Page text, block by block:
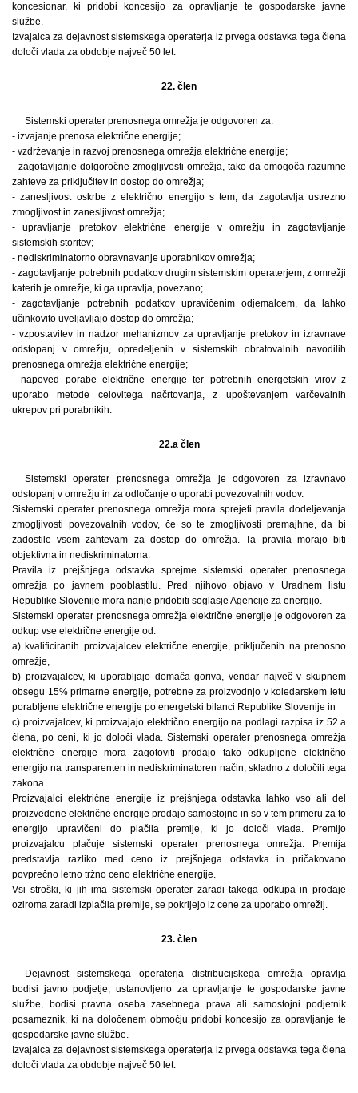
koncesionar, ki pridobi koncesijo za opravljanje te gospodarske javne
službe.
Izvajalca za dejavnost sistemskega operaterja iz prvega odstavka tega člena
določi vlada za obdobje največ 50 let.
22. člen
Sistemski operater prenosnega omrežja je odgovoren za:
- izvajanje prenosa električne energije;
- vzdrževanje in razvoj prenosnega omrežja električne energije;
- zagotavljanje dolgoročne zmogljivosti omrežja, tako da omogoča razumne
zahteve za priključitev in dostop do omrežja;
- zanesljivost oskrbe z električno energijo s tem, da zagotavlja ustrezno
zmogljivost in zanesljivost omrežja;
- upravljanje pretokov električne energije v omrežju in zagotavljanje
sistemskih storitev;
- nediskriminatorno obravnavanje uporabnikov omrežja;
- zagotavljanje potrebnih podatkov drugim sistemskim operaterjem, z omrežji
katerih je omrežje, ki ga upravlja, povezano;
- zagotavljanje potrebnih podatkov upravičenim odjemalcem, da lahko
učinkovito uveljavljajo dostop do omrežja;
- vzpostavitev in nadzor mehanizmov za upravljanje pretokov in izravnave
odstopanj v omrežju, opredeljenih v sistemskih obratovalnih navodilih
prenosnega omrežja električne energije;
- napoved porabe električne energije ter potrebnih energetskih virov z
uporabo metode celovitega načrtovanja, z upoštevanjem varčevalnih
ukrepov pri porabnikih.
22.a člen
Sistemski operater prenosnega omrežja je odgovoren za izravnavo
odstopanj v omrežju in za odločanje o uporabi povezovalnih vodov.
Sistemski operater prenosnega omrežja mora sprejeti pravila dodeljevanja
zmogljivosti povezovalnih vodov, če so te zmogljivosti premajhne, da bi
zadostile vsem zahtevam za dostop do omrežja. Ta pravila morajo biti
objektivna in nediskriminatorna.
Pravila iz prejšnjega odstavka sprejme sistemski operater prenosnega
omrežja po javnem pooblastilu. Pred njihovo objavo v Uradnem listu
Republike Slovenije mora nanje pridobiti soglasje Agencije za energijo.
Sistemski operater prenosnega omrežja električne energije je odgovoren za
odkup vse električne energije od:
a) kvalificiranih proizvajalcev električne energije, priključenih na prenosno
omrežje,
b) proizvajalcev, ki uporabljajo domača goriva, vendar največ v skupnem
obsegu 15% primarne energije, potrebne za proizvodnjo v koledarskem letu
porabljene električne energije po energetski bilanci Republike Slovenije in
c) proizvajalcev, ki proizvajajo električno energijo na podlagi razpisa iz 52.a
člena, po ceni, ki jo določi vlada. Sistemski operater prenosnega omrežja
električne energije mora zagotoviti prodajo tako odkupljene električno
energijo na transparenten in nediskriminatoren način, skladno z določili tega
zakona.
Proizvajalci električne energije iz prejšnjega odstavka lahko vso ali del
proizvedene električne energije prodajo samostojno in so v tem primeru za to
energijo upravičeni do plačila premije, ki jo določi vlada. Premijo
proizvajalcu plačuje sistemski operater prenosnega omrežja. Premija
predstavlja razliko med ceno iz prejšnjega odstavka in pričakovano
povprečno letno tržno ceno električne energije.
Vsi stroški, ki jih ima sistemski operater zaradi takega odkupa in prodaje
oziroma zaradi izplačila premije, se pokrijejo iz cene za uporabo omrežij.
23. člen
Dejavnost sistemskega operaterja distribucijskega omrežja opravlja
bodisi javno podjetje, ustanovljeno za opravljanje te gospodarske javne
službe, bodisi pravna oseba zasebnega prava ali samostojni podjetnik
posameznik, ki na določenem območju pridobi koncesijo za opravljanje te
gospodarske javne službe.
Izvajalca za dejavnost sistemskega operaterja iz prvega odstavka tega člena
določi vlada za obdobje največ 50 let.